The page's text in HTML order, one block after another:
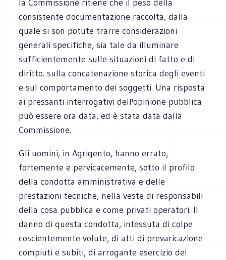
la Commissione ritiene che il peso della
consistente documentazione raccolta, dalla
quale si son potute trarre considerazioni
generali specifiche, sia tale da illuminare
sufficientemente sulle situazioni di fatto e di
diritto. sulla concatenazione storica degli eventi
e sul comportamento dei soggetti. Una risposta
ai pressanti interrogativi dell'opinione pubblica
può essere ora data, ed è stata data dalla
Commissione.
Gli uomini, in Agrigento, hanno errato,
fortemente e pervicacemente, sotto il profilo
della condotta amministrativa e delle
prestazioni tecniche, nella veste di responsabili
della cosa pubblica e come privati operatori. Il
danno di questa condotta, intessuta di colpe
coscientemente volute, di atti di prevaricazione
compiuti e subiti, di arrogante esercizio del